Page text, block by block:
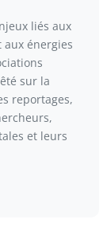
liés aux
aux énergies
sur la
reportages,
et leurs